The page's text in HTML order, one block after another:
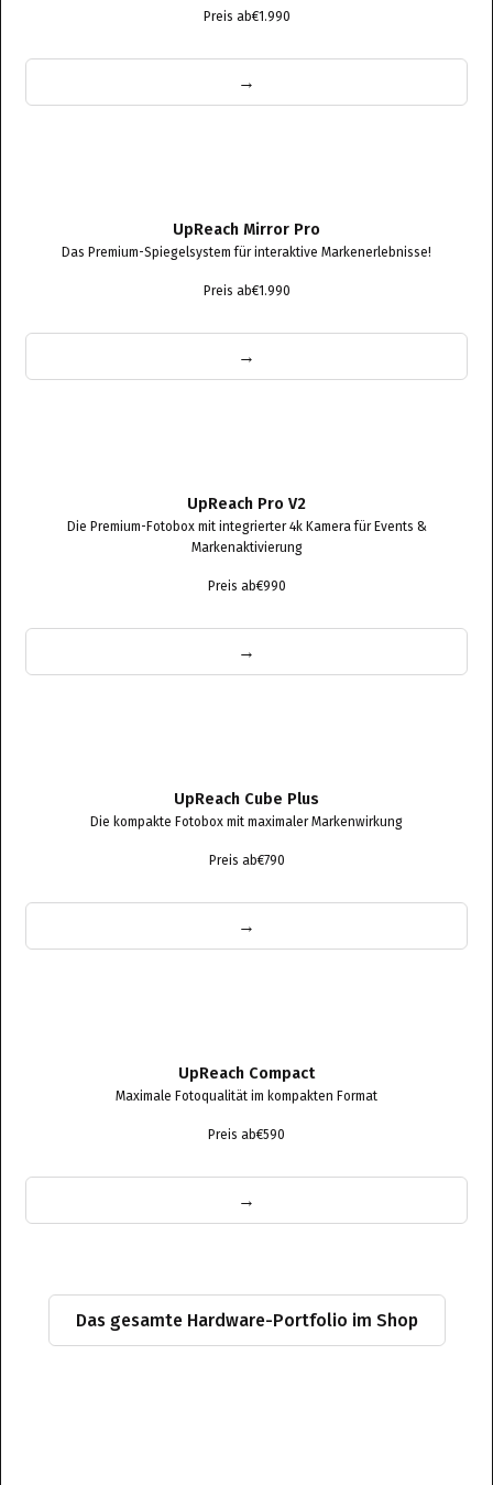
Preis ab€1.990
→
UpReach Mirror Pro
Das Premium-Spiegelsystem für interaktive Markenerlebnisse!
Preis ab€1.990
→
UpReach Pro V2
Die Premium-Fotobox mit integrierter 4k Kamera für Events &
Markenaktivierung
Preis ab€990
→
UpReach Cube Plus
Die kompakte Fotobox mit maximaler Markenwirkung
Preis ab€790
→
UpReach Compact
Maximale Fotoqualität im kompakten Format
Preis ab€590
→
Das gesamte Hardware-Portfolio im Shop